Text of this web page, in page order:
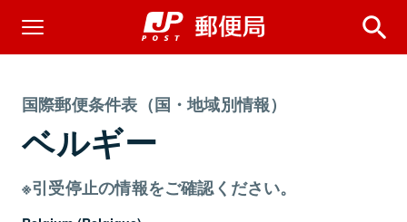
国際郵便条件表（国・地域別情報）
ベルギー
※引受停止の情報をご確認ください。